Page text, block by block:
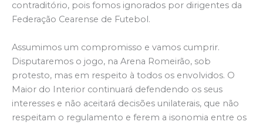
contraditório, pois fomos ignorados por dirigentes da
Federação Cearense de Futebol.
Assumimos um compromisso e vamos cumprir.
Disputaremos o jogo, na Arena Romeirão, sob
protesto, mas em respeito à todos os envolvidos. O
Maior do Interior continuará defendendo os seus
interesses e não aceitará decisões unilaterais, que não
respeitam o regulamento e ferem a isonomia entre os